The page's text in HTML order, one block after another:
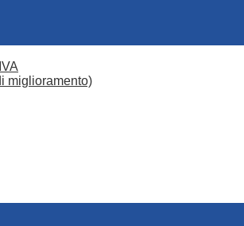
miglioramento)